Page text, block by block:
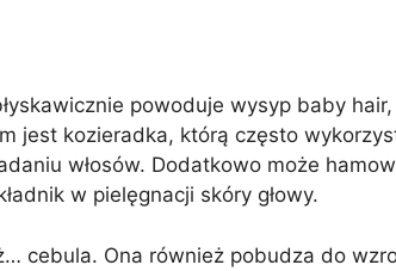
powoduje wysyp baby
jest kozieradka, którą często
włosów. Dodatkowo może
w pielęgnacji skóry głowy.
cebula. Ona również pobudza do